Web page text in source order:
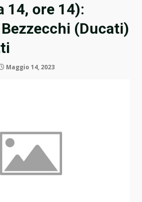
14, ore 14):
(Ducati)
Maggio 14, 2023